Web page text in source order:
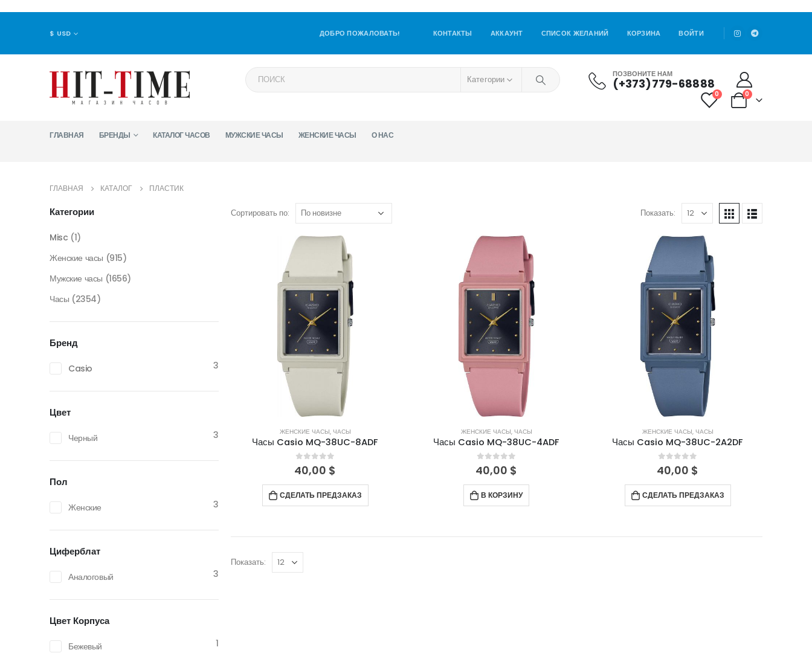
$ USD ДОБРО ПОЖАЛОВАТЬ! КОНТАКТЫ АККАУНТ СПИСОК ЖЕЛАНИЙ КОРЗИНА ВОЙТИ
Категории ПОЗВОНИТЕ НАМ
(+373)779-68888
0 0
ГЛАВНАЯ БРЕНДЫ КАТАЛОГ ЧАСОВ МУЖСКИЕ ЧАСЫ ЖЕНСКИЕ ЧАСЫ О НАС
ГЛАВНАЯ КАТАЛОГ ПЛАСТИК
Сортировать по: Показать:
ЖЕНСКИЕ ЧАСЫ, ЧАСЫ
Часы Casio MQ-38UC-8ADF
0 out of 5
40,00 $
СДЕЛАТЬ ПРЕДЗАКАЗ
ЖЕНСКИЕ ЧАСЫ, ЧАСЫ
Часы Casio MQ-38UC-4ADF
0 out of 5
40,00 $
В КОРЗИНУ
ЖЕНСКИЕ ЧАСЫ, ЧАСЫ
Часы Casio MQ-38UC-2A2DF
0 out of 5
40,00 $
СДЕЛАТЬ ПРЕДЗАКАЗ
Показать:
Категории
Misc (1)
Женские часы (915)
Мужские часы (1656)
Часы (2354)
Бренд
Casio 3
Цвет
Черный 3
Пол
Женские 3
Циферблат
Аналоговый 3
Цвет Корпуса
Бежевый
1